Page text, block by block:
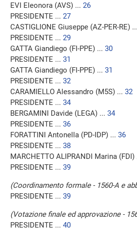
EVI Eleonora (AVS) ... 26
PRESIDENTE ... 27
CASTIGLIONE Giuseppe (AZ-PER-RE) ...
PRESIDENTE ... 29
GATTA Giandiego (FI-PPE) ... 30
PRESIDENTE ... 31
GATTA Giandiego (FI-PPE) ... 31
PRESIDENTE ... 32
CARAMIELLO Alessandro (M5S) ... 32
PRESIDENTE ... 34
BERGAMINI Davide (LEGA) ... 34
PRESIDENTE ... 36
FORATTINI Antonella (PD-IDP) ... 36
PRESIDENTE ... 38
MARCHETTO ALIPRANDI Marina (FDI)
PRESIDENTE ... 39
(Coordinamento formale - 1560-A e
PRESIDENTE ... 39
(Votazione finale ed approvazione -
PRESIDENTE ... 40